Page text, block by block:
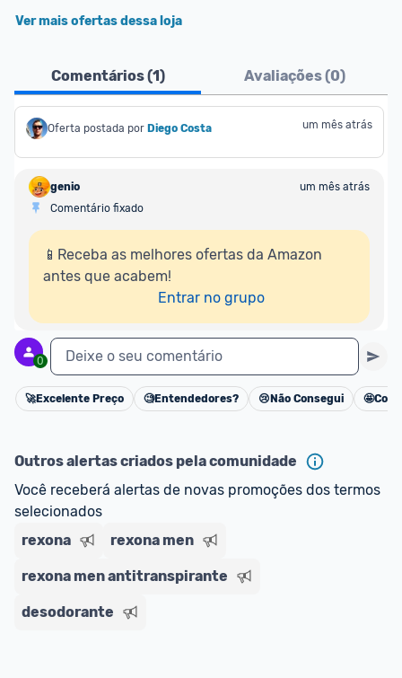
Ver mais ofertas dessa loja
Comentários (1) Avaliações (0)
Oferta postada por Diego Costa um mês atrás
genio
um mês atrás
Comentário fixado
📱Receba as melhores ofertas da Amazon
antes que acabem!
Entrar no grupo
0 Deixe o seu comentário
Cancelar
🚀Excelente Preço 🧐Entendedores? 😢 Não Consegui 🤩
Outros alertas criados pela comunidade
Você receberá alertas de novas promoções dos termos
selecionados
rexona
rexona men
rexona men antitranspirante
desodorante